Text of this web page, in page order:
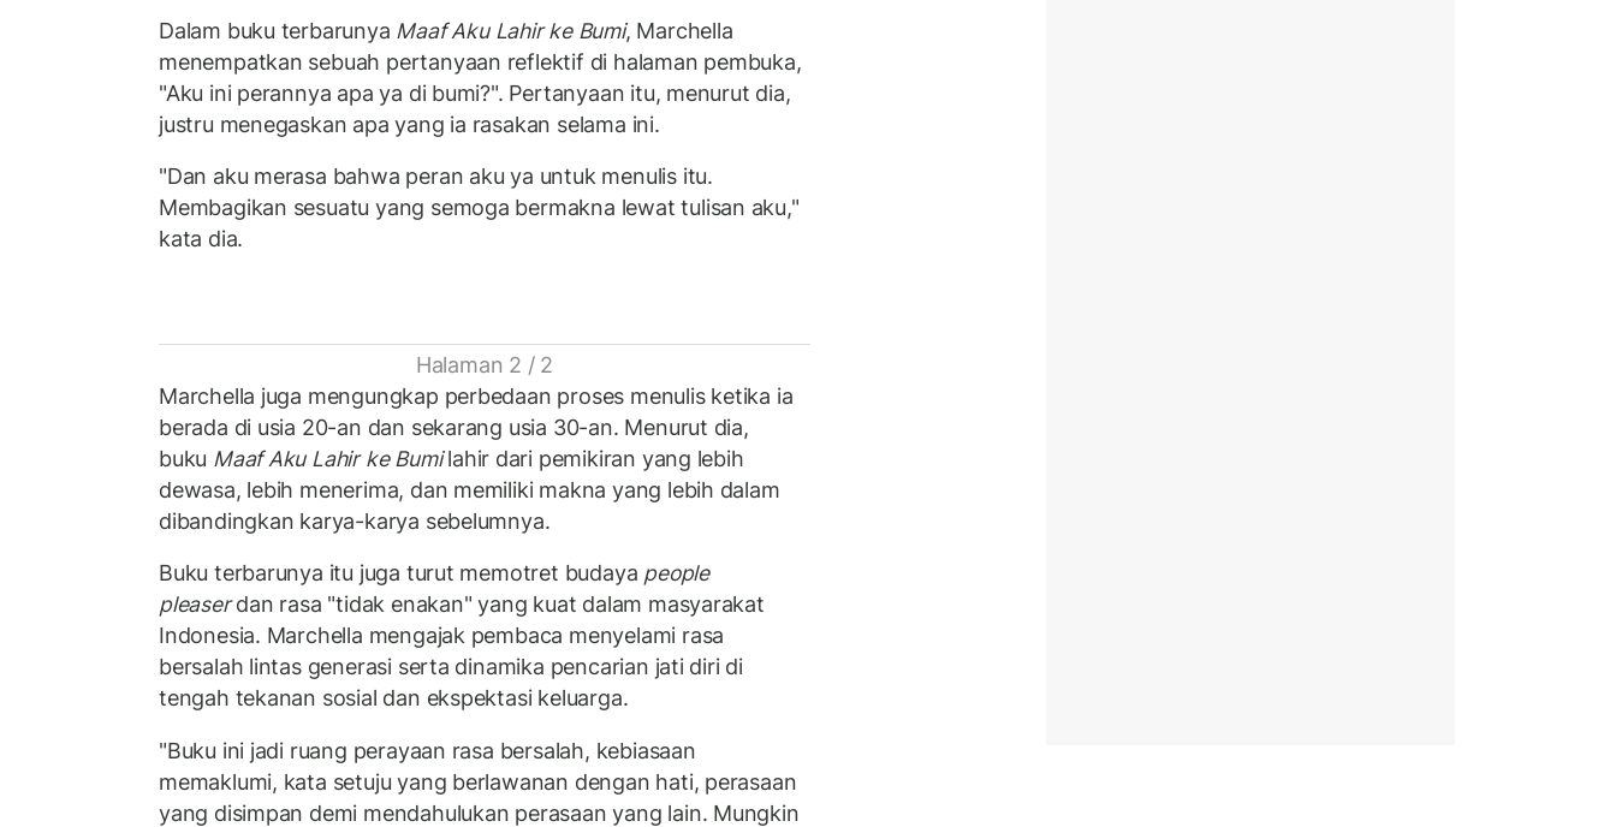
Dalam buku terbarunya Maaf Aku Lahir ke Bumi, Marchella
menempatkan sebuah pertanyaan reflektif di halaman pembuka,
"Aku ini perannya apa ya di bumi?". Pertanyaan itu, menurut dia,
justru menegaskan apa yang ia rasakan selama ini.
"Dan aku merasa bahwa peran aku ya untuk menulis itu.
Membagikan sesuatu yang semoga bermakna lewat tulisan aku,"
kata dia.
Halaman 2 / 2
Marchella juga mengungkap perbedaan proses menulis ketika ia
berada di usia 20-an dan sekarang usia 30-an. Menurut dia,
buku Maaf Aku Lahir ke Bumilahir dari pemikiran yang lebih
dewasa, lebih menerima, dan memiliki makna yang lebih dalam
dibandingkan karya-karya sebelumnya.
Buku terbarunya itu juga turut memotret budaya people
pleaserdan rasa "tidak enakan" yang kuat dalam masyarakat
Indonesia. Marchella mengajak pembaca menyelami rasa
bersalah lintas generasi serta dinamika pencarian jati diri di
tengah tekanan sosial dan ekspektasi keluarga.
"Buku ini jadi ruang perayaan rasa bersalah, kebiasaan
memaklumi, kata setuju yang berlawanan dengan hati, perasaan
yang disimpan demi mendahulukan perasaan yang lain. Mungkin